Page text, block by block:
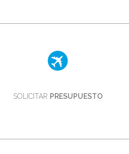
SOLICITAR PRESUPUESTO